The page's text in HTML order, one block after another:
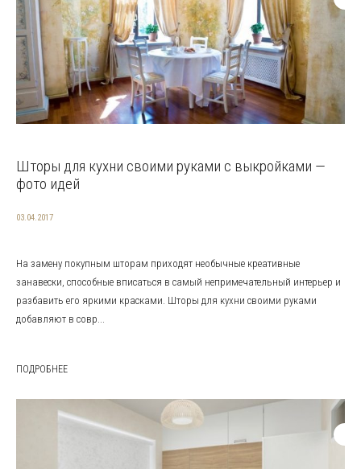
Шторы для кухни своими руками с выкройками —
фото идей
03.04.2017
На замену покупным шторам приходят необычные креативные
занавески, способные вписаться в самый непримечательный интерьер и
разбавить его яркими красками. Шторы для кухни своими руками
добавляют в совр...
ПОДРОБНЕЕ